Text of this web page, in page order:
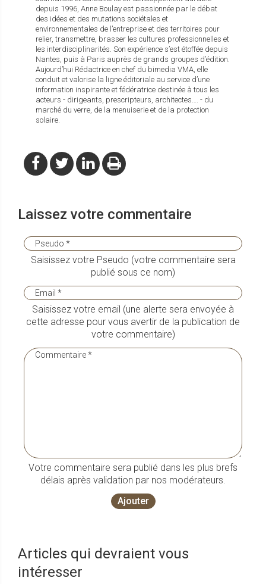
depuis 1996, Anne Boulay est passionnée par le débat
des idées et des mutations sociétales et
environnementales de l’entreprise et des territoires pour
relier, transmettre, brasser les cultures professionnelles et
les interdisciplinarités. Son expérience s’est étoffée depuis
Nantes, puis à Paris auprès de grands groupes d’édition.
Aujourd’hui Rédactrice en chef du bimedia VMA, elle
conduit et valorise la ligne éditoriale au service d’une
information inspirante et fédératrice destinée à tous les
acteurs - dirigeants, prescripteurs, architectes…. - du
marché du verre, de la menuiserie et de la protection
solaire.
Laissez votre commentaire
Saisissez votre Pseudo (votre commentaire sera
publié sous ce nom)
Saisissez votre email (une alerte sera envoyée à
cette adresse pour vous avertir de la publication de
votre commentaire)
Votre commentaire sera publié dans les plus brefs
délais après validation par nos modérateurs.
Ajouter
Articles qui devraient vous
intéresser